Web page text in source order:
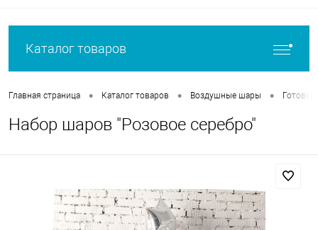
Каталог товаров
Главная страница • Каталог товаров • Воздушные шары •
Набор шаров "Розовое серебро"